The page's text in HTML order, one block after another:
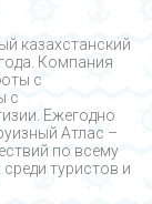
казахстанский
Компания
с
с
Ежегодно
Атлас –
по всему
туристов и